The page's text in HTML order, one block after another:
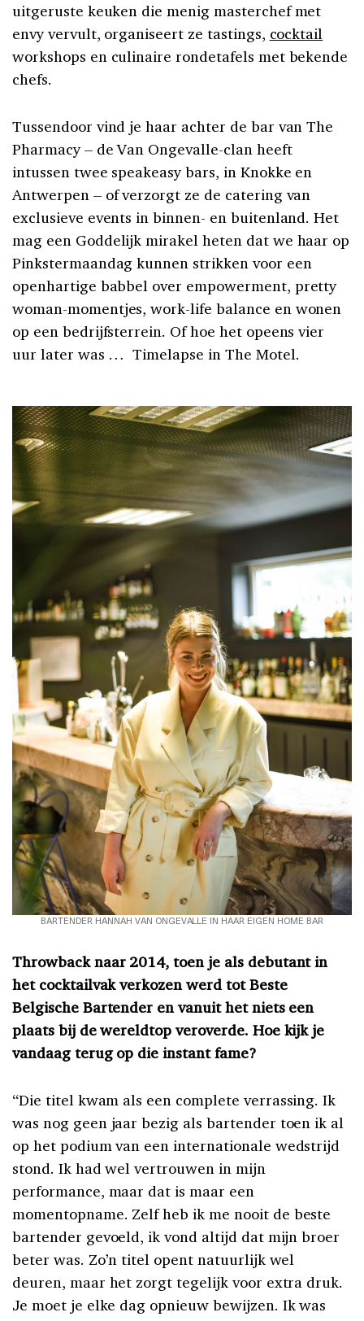
uitgeruste keuken die menig masterchef met
envy vervult, organiseert ze tastings, cocktail
workshops en culinaire rondetafels met bekende
chefs.
Tussendoor vind je haar achter de bar van The
Pharmacy – de Van Ongevalle-clan heeft
intussen twee speakeasy bars, in Knokke en
Antwerpen – of verzorgt ze de catering van
exclusieve events in binnen- en buitenland. Het
mag een Goddelijk mirakel heten dat we haar op
Pinkstermaandag kunnen strikken voor een
openhartige babbel over empowerment, pretty
woman-momentjes, work-life balance en wonen
op een bedrijfsterrein. Of hoe het opeens vier
uur later was … Timelapse in The Motel.
BARTENDER HANNAH VAN ONGEVALLE IN HAAR EIGEN HOME BAR
Throwback naar 2014, toen je als debutant in
het cocktailvak verkozen werd tot Beste
Belgische Bartender en vanuit het niets een
plaats bij de wereldtop veroverde. Hoe kijk je
vandaag terug op die instant fame?
“Die titel kwam als een complete verrassing. Ik
was nog geen jaar bezig als bartender toen ik al
op het podium van een internationale wedstrijd
stond. Ik had wel vertrouwen in mijn
performance, maar dat is maar een
momentopname. Zelf heb ik me nooit de beste
bartender gevoeld, ik vond altijd dat mijn broer
beter was. Zo’n titel opent natuurlijk wel
deuren, maar het zorgt tegelijk voor extra druk.
Je moet je elke dag opnieuw bewijzen. Ik was